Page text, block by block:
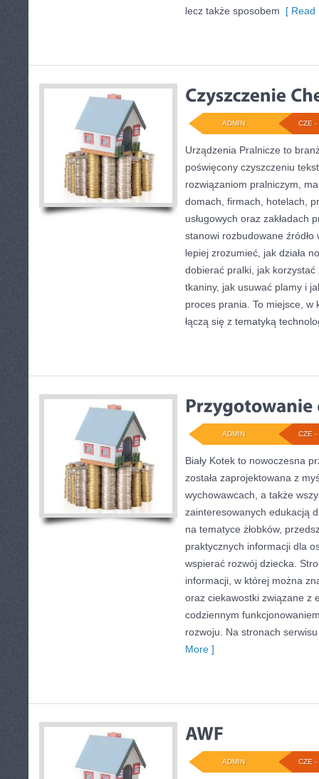
lecz także sposobem [ Read
CZE -
ADMIN
Urządzenia Pralnicze to
poświęcony czyszczeniu
rozwiązaniom pralniczym,
domach, firmach, hotelach,
usługowych oraz zakładach
stanowi rozbudowane
lepiej zrozumieć, jak działa
dobierać pralki, jak
tkaniny, jak usuwać plamy i
proces prania. To miejsce, w
łączą się z tematyką
CZE -
ADMIN
Biały Kotek to nowoczesna
została zaprojektowana z
wychowawcach, a także
zainteresowanych edukacją
na tematyce żłobków,
praktycznych informacji dla
wspierać rozwój dziecka.
informacji, w której można
oraz ciekawostki związane z
codziennym
rozwoju. Na stronach
More ]
CZE -
ADMIN